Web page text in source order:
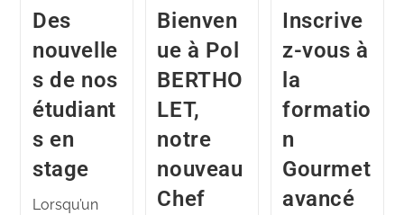
Des
nouvelle
s de nos
étudiant
s en
stage
Lorsqu’un
Bienven
ue à Pol
BERTHO
LET,
notre
nouveau
Chef
Inscrive
z-vous à
la
formatio
n
Gourmet
avancé